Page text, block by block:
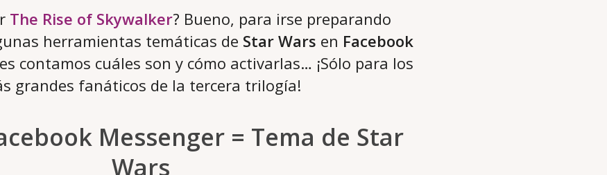
The Rise of Skywalker? Bueno, para irse preparando
herramientas temáticas de Star Wars en Facebook
contamos cuáles son y cómo activarlas… ¡Sólo para los
grandes fanáticos de la tercera trilogía!
Messenger = Tema de Star
Wars